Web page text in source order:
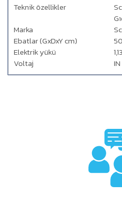
Teknik özellikler
Marka
Ebatlar (GxDxY cm)
Elektrik yükü
Voltaj